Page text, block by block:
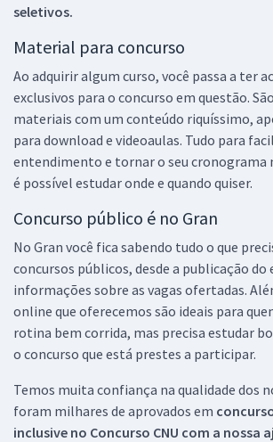
seletivos.
Material para concurso
Ao adquirir algum curso, você passa a ter
exclusivos para o concurso em questão.
materiais com um conteúdo riquíssimo,
para download e videoaulas. Tudo para
entendimento e tornar o seu cronograma
é possível estudar onde e quando quiser.
Concurso público é no Gran
No Gran você fica sabendo tudo o que
concursos públicos, desde a publicação do
informações sobre as vagas ofertadas.
online que oferecemos são ideais para
rotina bem corrida, mas precisa estudar
o concurso que está prestes a participar.
Temos muita confiança na qualidade dos
foram milhares de aprovados em
inclusive no Concurso CNU com a nossa